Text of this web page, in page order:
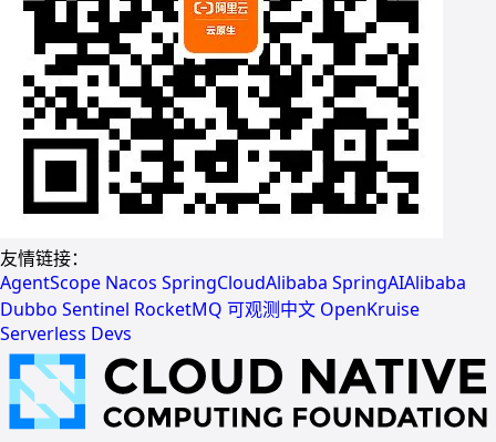
友情链接：
AgentScope Nacos SpringCloudAlibaba SpringAIAlibaba
Dubbo Sentinel RocketMQ 可观测中文 OpenKruise
Serverless Devs